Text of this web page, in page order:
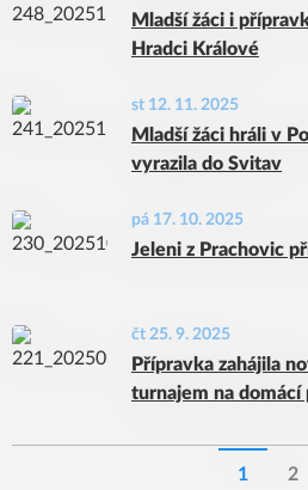
Mladší žáci i
Hradci Králové
st 12. 11. 2025
Mladší žáci hráli v
vyrazila do Svitav
pá 17. 10. 2025
Jeleni z Prachovic
čt 25. 9. 2025
Přípravka zahájila
turnajem na domácí
1 2